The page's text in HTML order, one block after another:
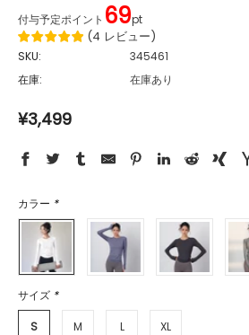
付与予定ポイント 69pt
(4 レビュー)
SKU:
345461
在庫:
在庫あり
¥3,499
カラー *
サイズ *
S M L XL